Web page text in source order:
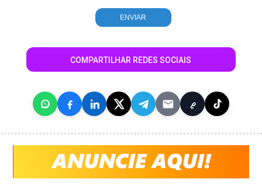
COMPARTILHAR REDES SOCIAIS